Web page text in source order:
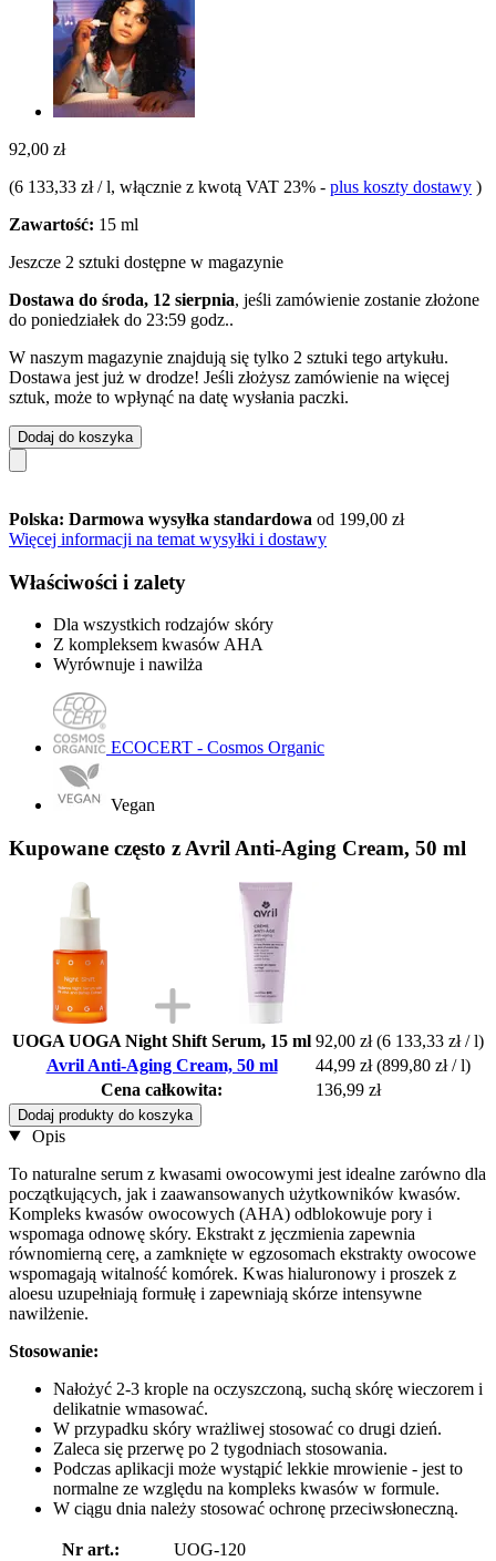
92,00 zł
(6 133,33 zł / l, włącznie z kwotą VAT 23% - plus koszty dostawy )
Zawartość: 15 ml
Jeszcze 2 sztuki dostępne w magazynie
Dostawa do środa, 12 sierpnia, jeśli zamówienie zostanie złożone
do poniedziałek do 23:59 godz..
W naszym magazynie znajdują się tylko 2 sztuki tego artykułu.
Dostawa jest już w drodze! Jeśli złożysz zamówienie na więcej
sztuk, może to wpłynąć na datę wysłania paczki.
Dodaj do koszyka
Polska: Darmowa wysyłka standardowa od 199,00 zł
Więcej informacji na temat wysyłki i dostawy
Właściwości i zalety
Dla wszystkich rodzajów skóry
Z kompleksem kwasów AHA
Wyrównuje i nawilża
ECOCERT - Cosmos Organic
Vegan
Kupowane często z Avril Anti-Aging Cream, 50 ml
UOGA UOGA Night Shift Serum, 15 ml 92,00 zł (6 133,33 zł / l)
Avril Anti-Aging Cream, 50 ml
44,99 zł (899,80 zł / l)
Cena całkowita:
136,99 zł
Dodaj produkty do koszyka
Opis
To naturalne serum z kwasami owocowymi jest idealne zarówno dla
początkujących, jak i zaawansowanych użytkowników kwasów.
Kompleks kwasów owocowych (AHA) odblokowuje pory i
wspomaga odnowę skóry. Ekstrakt z jęczmienia zapewnia
równomierną cerę, a zamknięte w egzosomach ekstrakty owocowe
wspomagają witalność komórek. Kwas hialuronowy i proszek z
aloesu uzupełniają formułę i zapewniają skórze intensywne
nawilżenie.
Stosowanie:
Nałożyć 2-3 krople na oczyszczoną, suchą skórę wieczorem i
delikatnie wmasować.
W przypadku skóry wrażliwej stosować co drugi dzień.
Zaleca się przerwę po 2 tygodniach stosowania.
Podczas aplikacji może wystąpić lekkie mrowienie - jest to
normalne ze względu na kompleks kwasów w formule.
W ciągu dnia należy stosować ochronę przeciwsłoneczną.
Nr art.:
UOG-120